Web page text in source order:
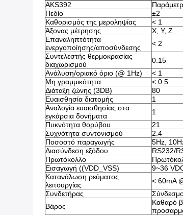
ΑΚS392
Πεδίο
±2
Καθορισμός της μεροληψίας
< 1
Άξονας μέτρησης
Χ, Υ, Ζ
Επαναληπτότητα
ενεργοποίησης/αποσύνδεσης
< 2
Συντελεστής θερμοκρασίας
διαχωρισμού
0.15
Ανάλυση/οριακό όριο (@ 1Hz)
< 1
Μη γραμμικότητα
< 0.5
Διάταξη ζώνης (3DB)
80
Ευαισθησία διατομής
1
Αναλογία ευαισθησίας στα
εγκάρσια δονήματα
1
Πυκνότητα θορύβου
21
Συχνότητα συντονισμού
2.4
Ποσοστό παραγωγής
5Hz,
Διασύνδεση εξόδου
RS232/
Πρωτόκολλο
Εισαγωγή ((VDD_VSS)
9~36
Κατανάλωση ρεύματος
λειτουργίας
< 60mA
Συνδετήρας
Βάρος
Καθαρό